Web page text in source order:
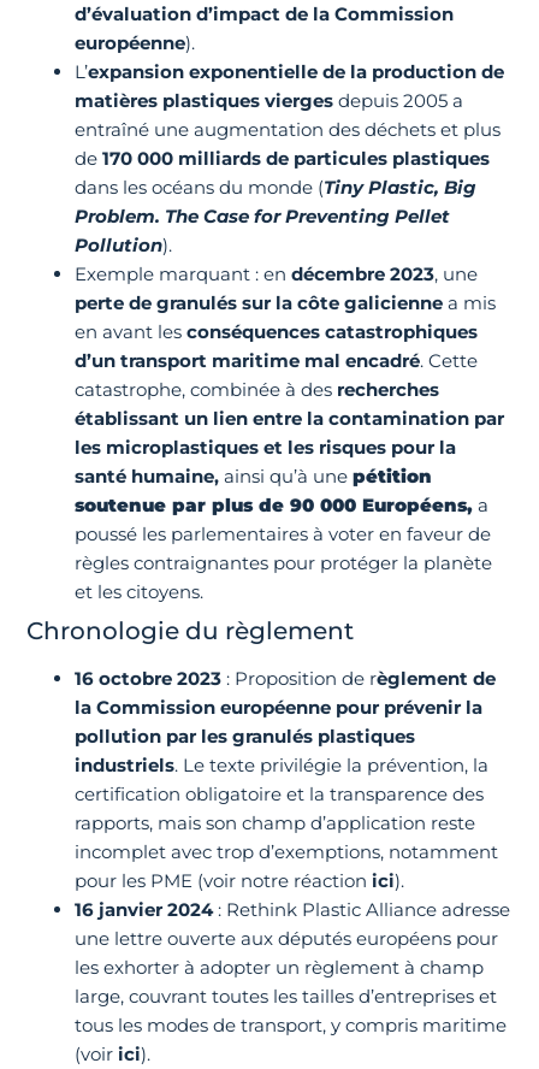
d’évaluation d’impact de la Commission
européenne).
L’expansion exponentielle de la production de
matières plastiques vierges depuis 2005 a
entraîné une augmentation des déchets et plus
de170 000 milliards de particules plastiques
dans les océans du monde (Tiny Plastic, Big
Problem. The Case for Preventing Pellet
Pollution).
Exemple marquant : endécembre 2023, une
perte de granulés sur la côte galicienne a mis
en avant lesconséquences catastrophiques
d’un transport maritime mal encadré. Cette
catastrophe, combinée à des recherches
établissant un lien entre la contamination par
les microplastiques et les risques pour la
santé humaine, ainsi qu’à unepétition
soutenue par plus de 90 000 Européens, a
poussé les parlementaires à voter en faveur de
règles contraignantes pour protéger la planète
et les citoyens.
Chronologie du règlement
16 octobre 2023 : Proposition de règlement de
la Commission européenne pour prévenir la
pollution par les granulés plastiques
industriels. Le texte privilégie la prévention, la
certification obligatoire et la transparence des
rapports, mais son champ d’application reste
incomplet avec trop d’exemptions, notamment
pour les PME (voir notre réactionici).
16 janvier 2024: Rethink Plastic Alliance adresse
une lettre ouverte aux députés européens pour
les exhorter à adopter un règlement à champ
large, couvrant toutes les tailles d’entreprises et
tous les modes de transport, y compris maritime
(voirici).